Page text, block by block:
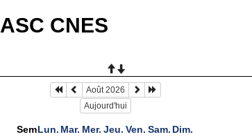
ASC CNES
Août 2026
Aujourd'hui
SemLun. Mar. Mer. Jeu. Ven. Sam. Dim.